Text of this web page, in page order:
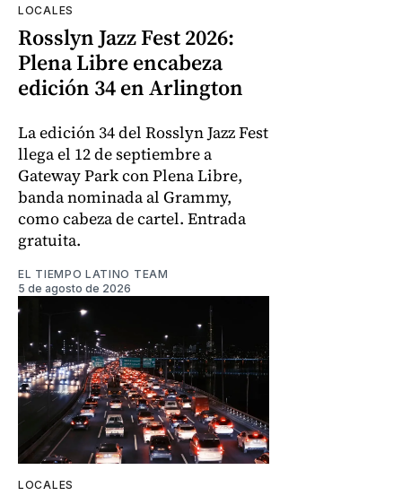
LOCALES
Rosslyn Jazz Fest 2026:
Plena Libre encabeza
edición 34 en Arlington
La edición 34 del Rosslyn Jazz Fest
llega el 12 de septiembre a
Gateway Park con Plena Libre,
banda nominada al Grammy,
como cabeza de cartel. Entrada
gratuita.
EL TIEMPO LATINO TEAM
5 de agosto de 2026
LOCALES